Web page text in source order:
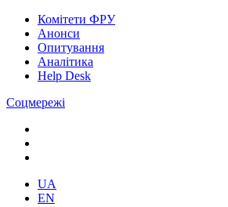
Комітети ФРУ
Анонси
Опитування
Аналітика
Help Desk
Соцмережі
UA
EN